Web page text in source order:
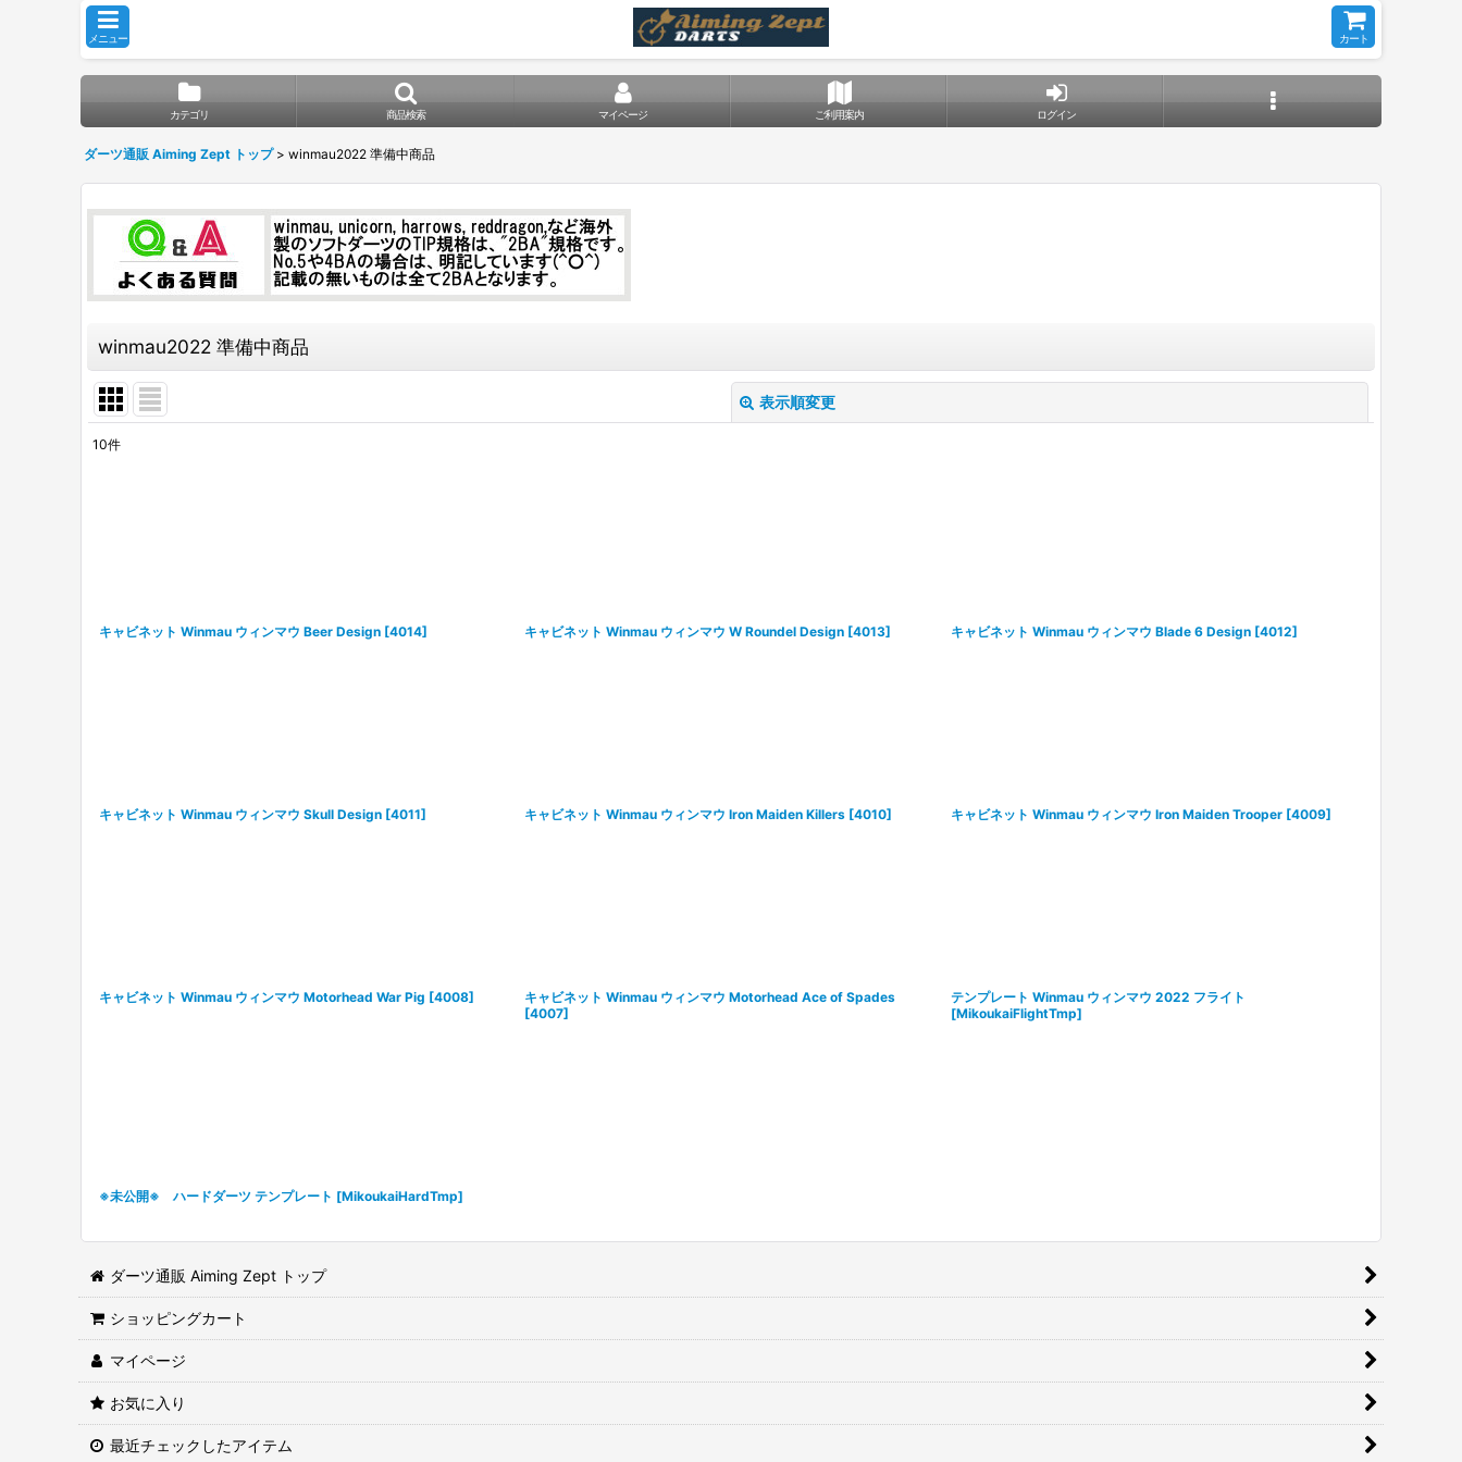
メニュー カート
カテゴリ 商品検索 マイページ ご利用案内 ログイン
ダーツ通販 Aiming Zept トップ > winmau2022 準備中商品
winmau2022 準備中商品
表示順変更
10件
キャビネット Winmau ウィンマウ Beer Design [4014] キャビネット Winmau ウィンマウ W Roundel Design [4013] キャビネット Winmau ウィンマウ Blade 6 Design [4012]
キャビネット Winmau ウィンマウ Skull Design [4011] キャビネット Winmau ウィンマウ Iron Maiden Killers [4010] キャビネット Winmau ウィンマウ Iron Maiden Trooper [4009]
キャビネット Winmau ウィンマウ Motorhead War Pig [4008]
キャビネット Winmau ウィンマウ Motorhead Ace of Spades
[4007]
テンプレート Winmau ウィンマウ 2022 フライト
[MikoukaiFlightTmp]
※未公開※ ハードダーツ テンプレート [MikoukaiHardTmp]
ダーツ通販 Aiming Zept トップ
ショッピングカート
マイページ
お気に入り
最近チェックしたアイテム